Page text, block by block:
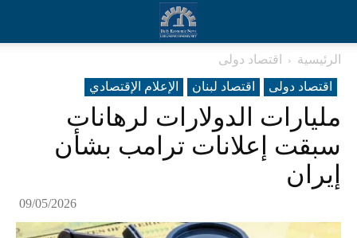
الرئيسية
اقتصاد دولی
اقتصاد دولی
اقتصاد لبنان الإعلام الإقتصادي
مليارات الدولارات لرهانات
سبقت إعلانات ترامب بشأن
إيران
09/05/2026